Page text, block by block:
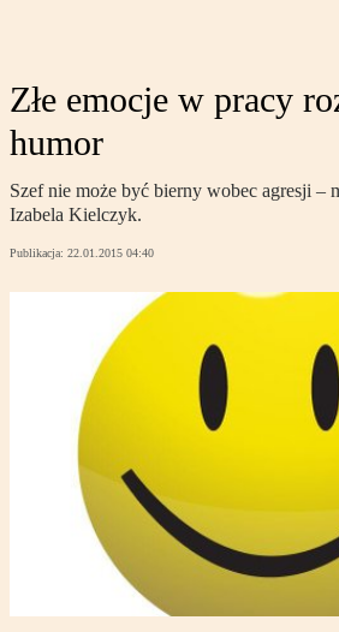
Złe emocje w pracy
humor
Szef nie może być bierny wobec agresji –
Izabela Kielczyk.
Publikacja: 22.01.2015 04:40